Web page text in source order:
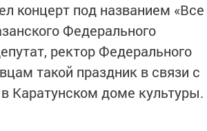
концерт под названием «Все
Федерального
ректор Федерального
такой праздник в связи с
Каратунском доме культуры.